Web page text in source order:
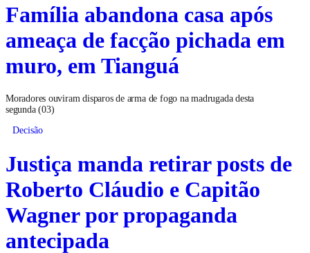
Família abandona casa após
ameaça de facção pichada em
muro, em Tianguá
Moradores ouviram disparos de arma de fogo na madrugada desta
segunda (03)
Decisão
Justiça manda retirar posts de
Roberto Cláudio e Capitão
Wagner por propaganda
antecipada